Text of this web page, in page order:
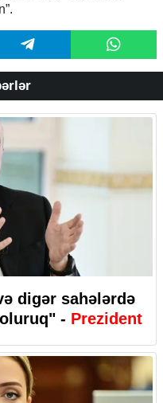
digər sahələrdə
- Prezident